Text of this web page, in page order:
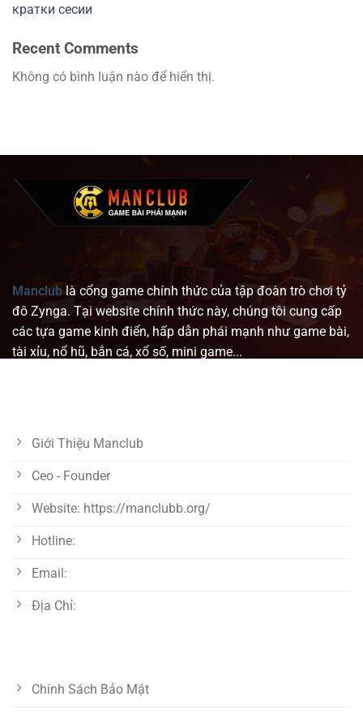
кратки сесии
Recent Comments
Không có bình luận nào để hiển thị.
Manclub là cổng game chính thức của tập đoàn trò chơi tỷ
đô Zynga. Tại website chính thức này, chúng tôi cung cấp
các tựa game kinh điển, hấp dẫn phái mạnh như game bài,
tài xỉu, nổ hũ, bắn cá, xổ số, mini game...
Giới Thiệu Manclub
Ceo - Founder
Website: https://manclubb.org/
Hotline:
Email:
Địa Chỉ:
Chính Sách Bảo Mật